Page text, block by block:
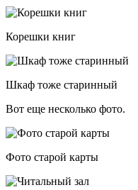
Корешки книг
Шкаф тоже старинный
Вот еще несколько фото.
Фото старой карты